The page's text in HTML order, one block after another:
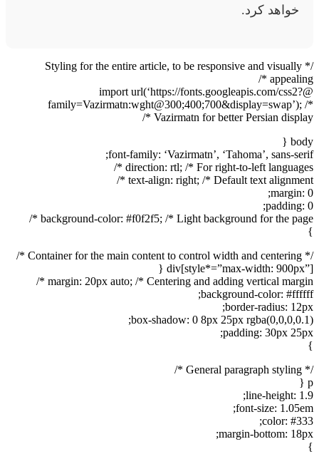
خواهد کرد.
/* Styling for the entire article, to be responsive and visually
appealing */
@import url(‘https://fonts.googleapis.com/css2?
family=Vazirmatn:wght@300;400;700&display=swap’); /*
Vazirmatn for better Persian display */
body {
font-family: ‘Vazirmatn’, ‘Tahoma’, sans-serif;
direction: rtl; /* For right-to-left languages */
text-align: right; /* Default text alignment */
margin: 0;
padding: 0;
background-color: #f0f2f5; /* Light background for the page */
}
/* Container for the main content to control width and centering */
div[style*=”max-width: 900px”] {
margin: 20px auto; /* Centering and adding vertical margin */
background-color: #ffffff;
border-radius: 12px;
box-shadow: 0 8px 25px rgba(0,0,0,0.1);
padding: 30px 25px;
}
/* General paragraph styling */
p {
line-height: 1.9;
font-size: 1.05em;
color: #333;
margin-bottom: 18px;
}